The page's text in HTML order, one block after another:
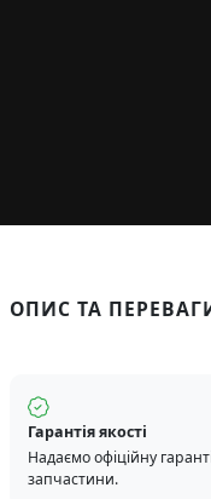
ОПИС ТА
Гарантія якості
Надаємо офіційну
запчастини.